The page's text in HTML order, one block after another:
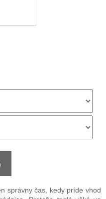
správny čas, kedy príde vhod